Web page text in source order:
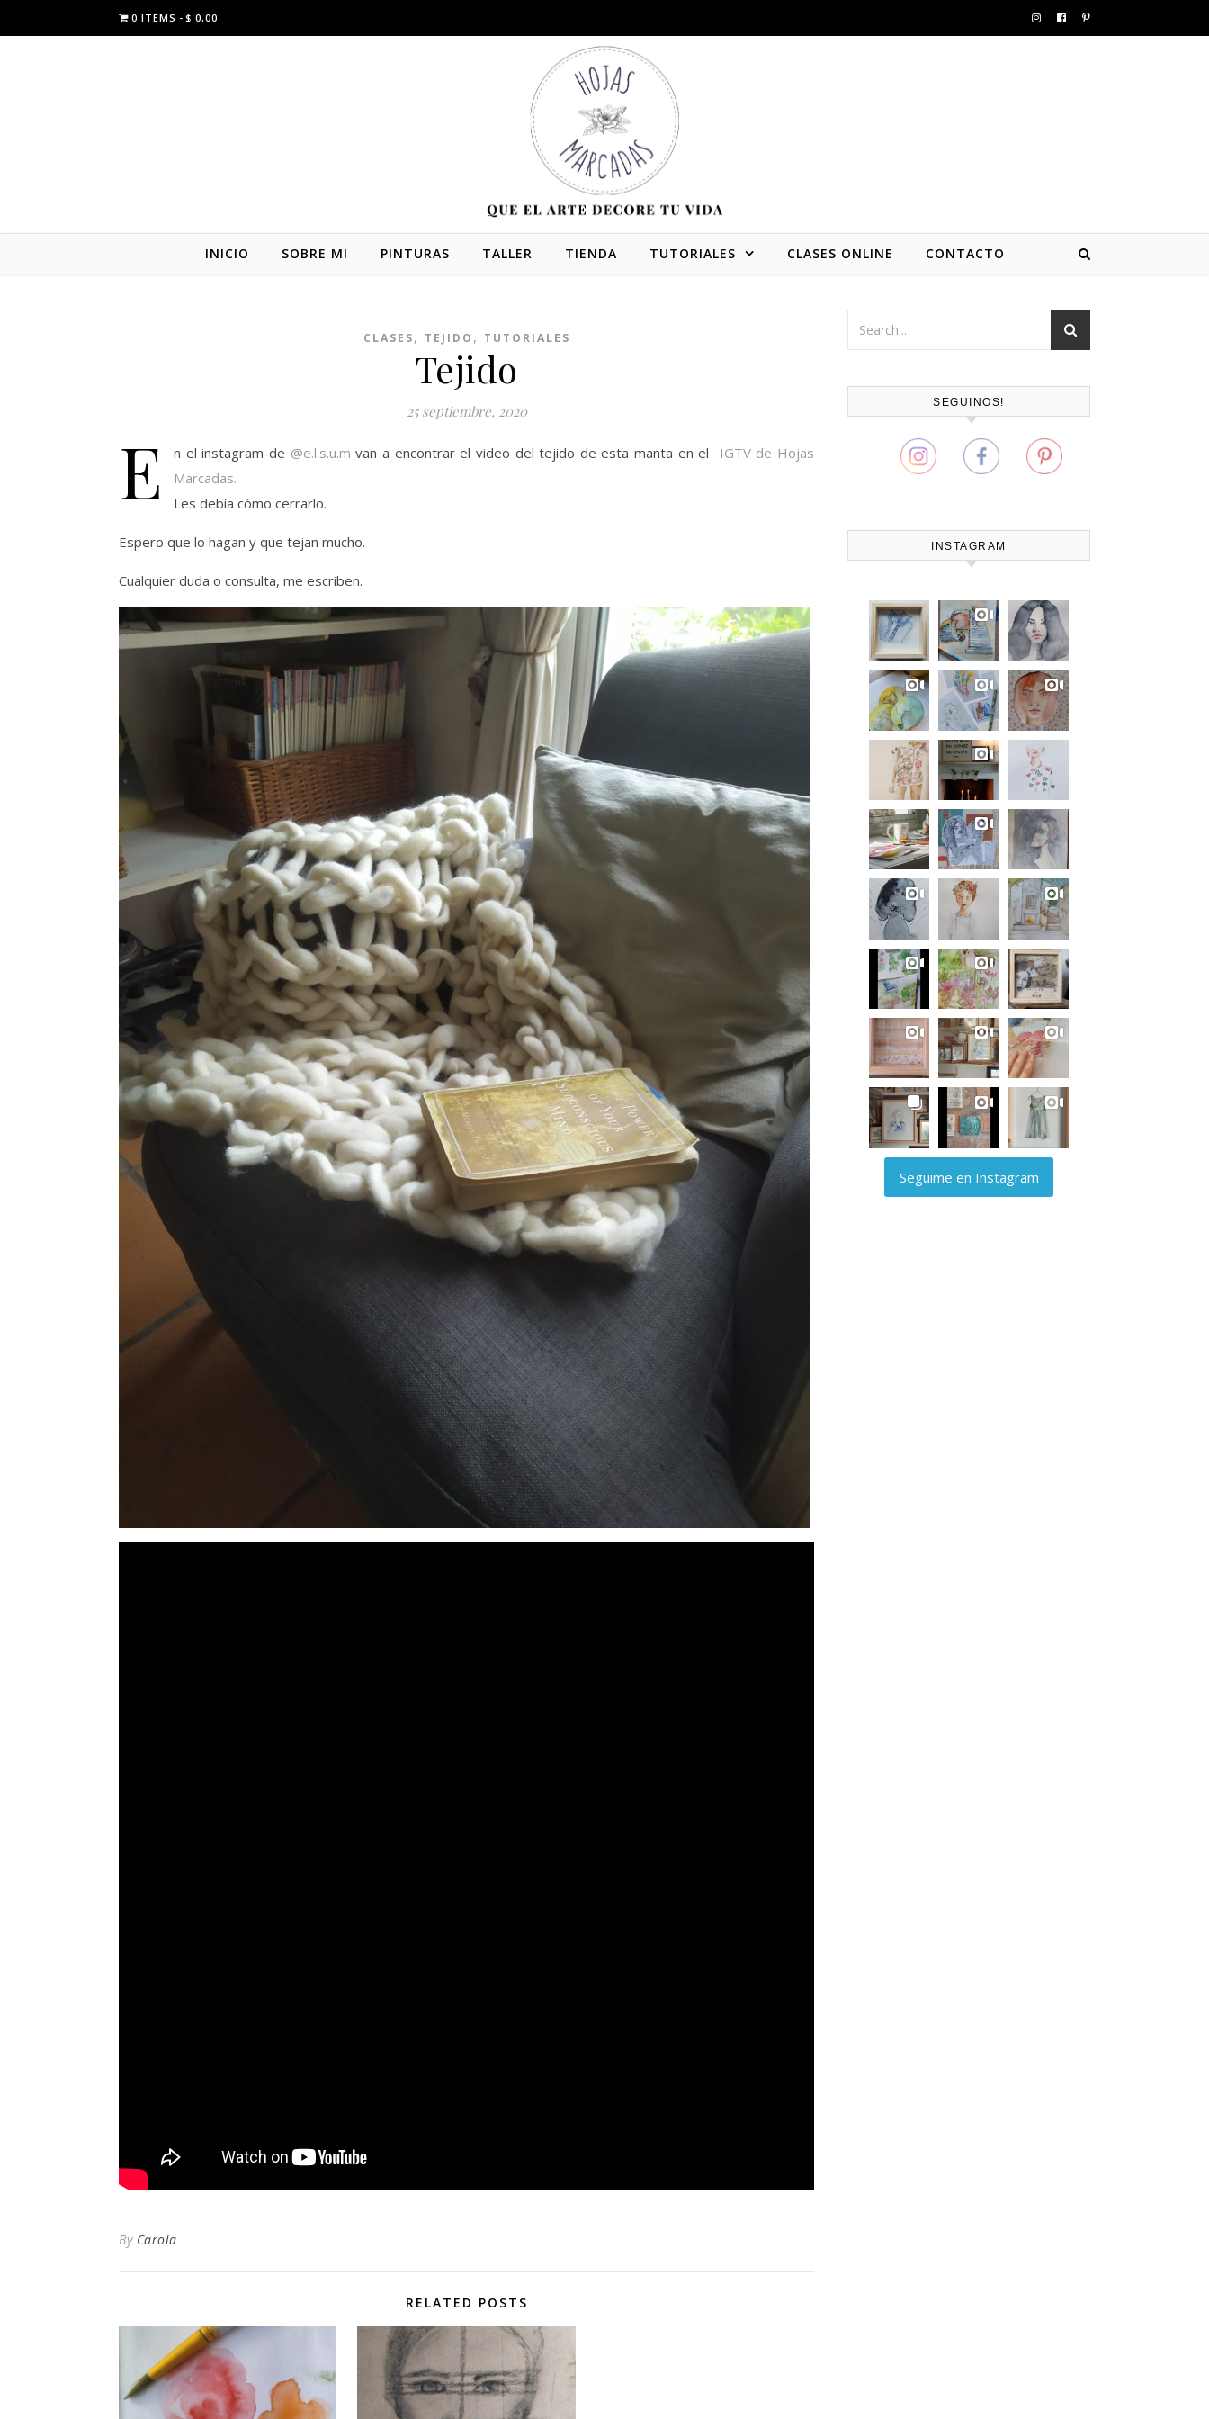
0 ITEMS $ 0,00
INICIO SOBRE MI PINTURAS TALLER TIENDA TUTORIALES CLASES ONLINE CONTACTO
CLASES, TEJIDO , TUTORIALES
Tejido
25 septiembre, 2020
E n el instagram de @e.l.s.u.m van a encontrar el video del tejido de esta manta en el
IGTV de Hojas
Marcadas.
Les debía cómo cerrarlo.
Espero que lo hagan y que tejan mucho.
Cualquier duda o consulta, me escriben.
By Carola
RELATED POSTS
SEGUINOS!
INSTAGRAM
Seguime en Instagram